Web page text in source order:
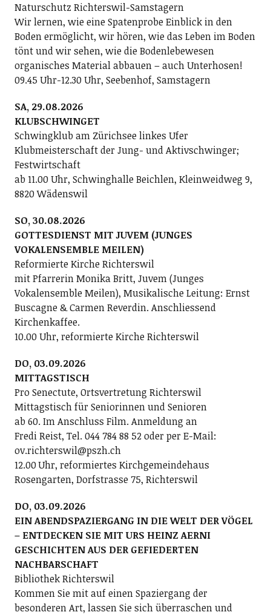
Naturschutz Richterswil-Samstagern
Wir lernen, wie eine Spatenprobe Einblick in den
Boden ermöglicht, wir hören, wie das Leben im Boden
tönt und wir sehen, wie die Bodenlebewesen
organisches Material abbauen – auch Unterhosen!
09.45 Uhr-12.30 Uhr, Seebenhof, Samstagern
SA, 29.08.2026
KLUBSCHWINGET
Schwingklub am Zürichsee linkes Ufer
Klubmeisterschaft der Jung- und Aktivschwinger;
Festwirtschaft
ab 11.00 Uhr, Schwinghalle Beichlen, Kleinweidweg 9,
8820 Wädenswil
SO, 30.08.2026
GOTTESDIENST MIT JUVEM (JUNGES
VOKALENSEMBLE MEILEN)
Reformierte Kirche Richterswil
mit Pfarrerin Monika Britt, Juvem (Junges
Vokalensemble Meilen), Musikalische Leitung: Ernst
Buscagne & Carmen Reverdin. Anschliessend
Kirchenkaffee.
10.00 Uhr, reformierte Kirche Richterswil
DO, 03.09.2026
MITTAGSTISCH
Pro Senectute, Ortsvertretung Richterswil
Mittagstisch für Seniorinnen und Senioren
ab 60. Im Anschluss Film. Anmeldung an
Fredi Reist, Tel. 044 784 88 52 oder per E-Mail:
ov.richterswil@pszh.ch
12.00 Uhr, reformiertes Kirchgemeindehaus
Rosengarten, Dorfstrasse 75, Richterswil
DO, 03.09.2026
EIN ABENDSPAZIERGANG IN DIE WELT DER VÖGEL
– ENTDECKEN SIE MIT URS HEINZ AERNI
GESCHICHTEN AUS DER GEFIEDERTEN
NACHBARSCHAFT
Bibliothek Richterswil
Kommen Sie mit auf einen Spaziergang der
besonderen Art, lassen Sie sich überraschen und